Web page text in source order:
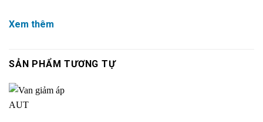
Xem thêm
SẢN PHẨM TƯƠNG TỰ